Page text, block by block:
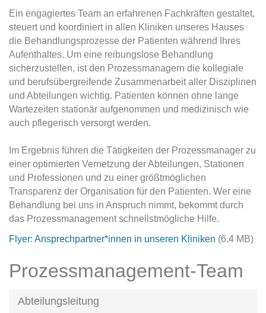
Ein engagiertes Team an erfahrenen Fachkräften gestaltet,
steuert und koordiniert in allen Kliniken unseres Hauses
die Behandlungsprozesse der Patienten während Ihres
Aufenthaltes. Um eine reibungslose Behandlung
sicherzustellen, ist den Prozessmanagern die kollegiale
und berufsübergreifende Zusammenarbeit aller Disziplinen
und Abteilungen wichtig. Patienten können ohne lange
Wartezeiten stationär aufgenommen und medizinisch wie
auch pflegerisch versorgt werden.
Im Ergebnis führen die Tätigkeiten der Prozessmanager zu
einer optimierten Vernetzung der Abteilungen, Stationen
und Professionen und zu einer größtmöglichen
Transparenz der Organisation für den Patienten. Wer eine
Behandlung bei uns in Anspruch nimmt, bekommt durch
das Prozessmanagement schnellstmögliche Hilfe.
Flyer: Ansprechpartner*innen in unseren Kliniken (6.4 MB)
Prozessmanagement-Team
Abteilungsleitung